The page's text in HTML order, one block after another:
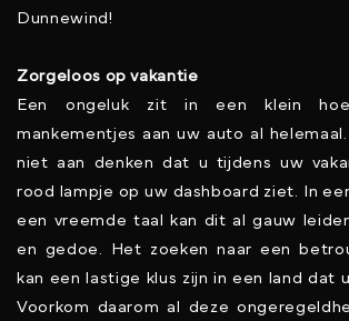
Dunnewind!
Zorgeloos op vakantie
Een ongeluk zit in een klein
mankementjes aan uw auto al
niet aan denken dat u tijdens uw
rood lampje op uw dashboard ziet. In
een vreemde taal kan dit al gauw
en gedoe. Het zoeken naar een
kan een lastige klus zijn in een land dat
Voorkom daarom al deze